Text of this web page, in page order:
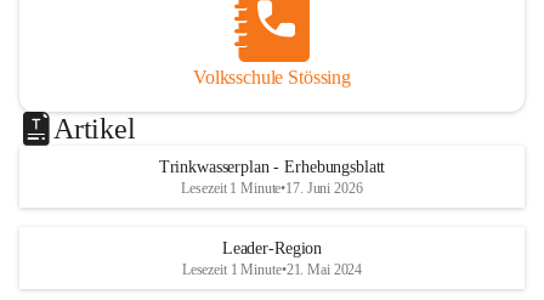
Volksschule Stössing
Artikel
Trinkwasserplan - Erhebungsblatt
Lesezeit 1 Minute•17. Juni 2026
Leader-Region
Lesezeit 1 Minute•21. Mai 2024